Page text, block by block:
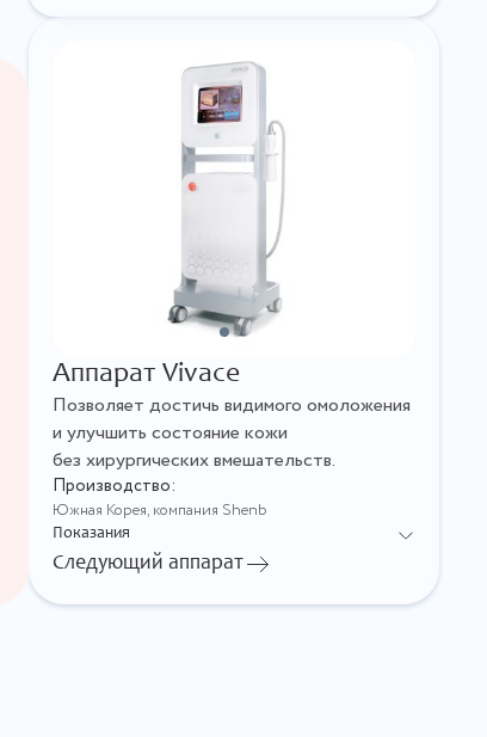
и безопасных технологий
является Спектральная
Фототерапия (СФТ).
Аппарат Vivace
Позволяет достичь видимого омоложения
и улучшить состояние кожи
без хирургических вмешательств.
Производство:
Южная Корея, компания Shenb
Показания
Следующий аппарат